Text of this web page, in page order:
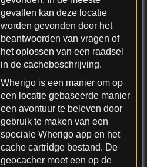
gevallen kan deze locatie
worden gevonden door het
beantwoorden van vragen of
het oplossen van een raadsel
in de cachebeschrijving.
Wherigo is een manier om op
een locatie gebaseerde manier
een avontuur te beleven door
gebruik te maken van een
speciale Wherigo app en het
cache cartridge bestand. De
geocacher moet een op de